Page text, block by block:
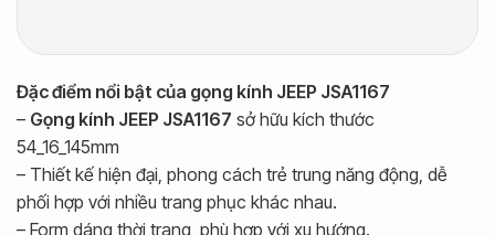
Đặc điểm nổi bật của gọng kính JEEP JSA1167
– Gọng kính JEEP JSA1167 sở hữu kích thước
54_16_145mm
– Thiết kế hiện đại, phong cách trẻ trung năng động, dễ
phối hợp với nhiều trang phục khác nhau.
– Form dáng thời trang, phù hợp với xu hướng.